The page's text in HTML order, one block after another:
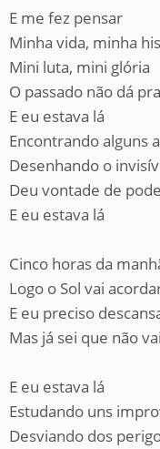
E me fez pensar
Minha vida, minha
Mini luta, mini glória
O passado não dá
E eu estava lá
Encontrando alguns
Desenhando o
Deu vontade de
E eu estava lá
Cinco horas da
Logo o Sol vai
E eu preciso
Mas já sei que não
E eu estava lá
Estudando uns
Desviando dos